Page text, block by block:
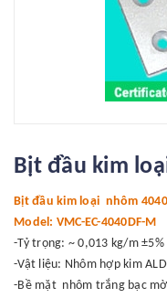
Bịt đầu kim
Bịt đầu kim loại nhôm
Model: VMC-EC-4040DF-M
-Tỷ trọng: ~ 0,013 kg/m ±5%
-Vật liệu: Nhôm hợp kim
-Bề mặt nhôm trắng bạc mờ